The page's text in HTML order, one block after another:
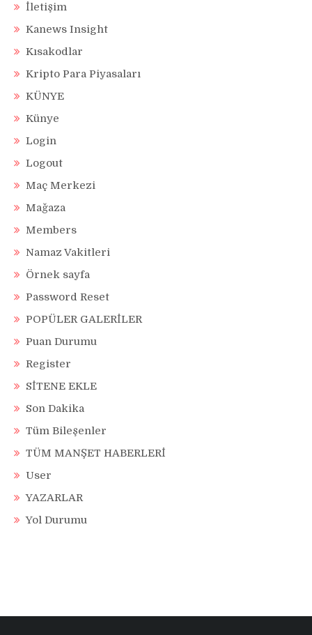
İletişim
Kanews Insight
Kısakodlar
Kripto Para Piyasaları
KÜNYE
Künye
Login
Logout
Maç Merkezi
Mağaza
Members
Namaz Vakitleri
Örnek sayfa
Password Reset
POPÜLER GALERİLER
Puan Durumu
Register
SİTENE EKLE
Son Dakika
Tüm Bileşenler
TÜM MANŞET HABERLERİ
User
YAZARLAR
Yol Durumu